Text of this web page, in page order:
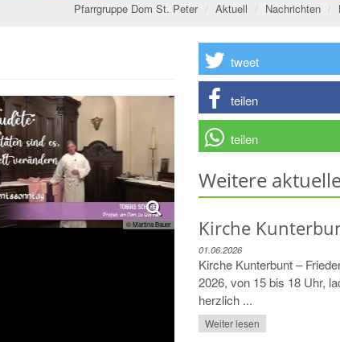
Pfarrgruppe Dom St. Peter Aktuell Nachrichten
© Martina Bauer
tweet
teilen
teilen
Weitere
Kirche
01.06.2026
Kirche Kunterbunt –
2026, von 15 bis 18 Uhr,
herzlich ...
Weiter lesen